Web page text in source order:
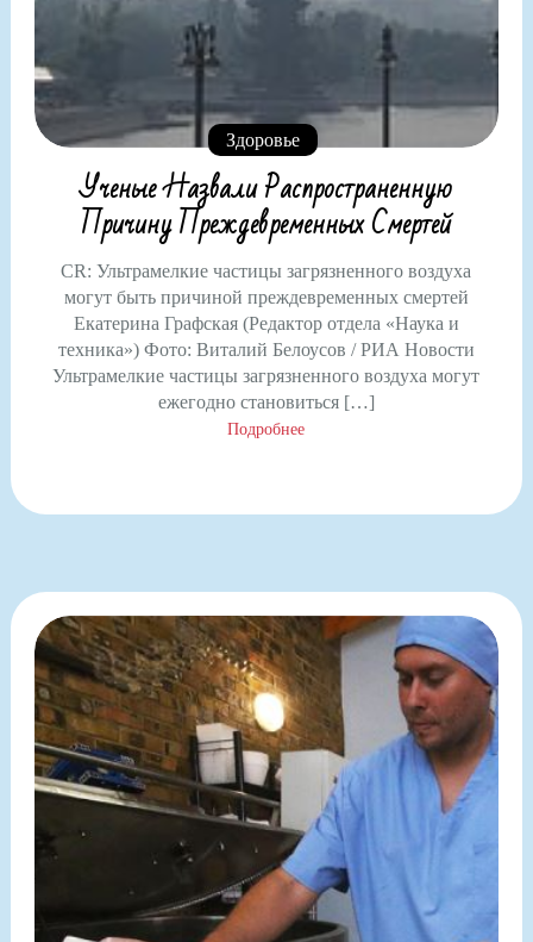
Здоровье
Ученые Назвали Распространенную
Причину Преждевременных Смертей
CR: Ультрамелкие частицы загрязненного воздуха
могут быть причиной преждевременных смертей
Екатерина Графская (Редактор отдела «Наука и
техника») Фото: Виталий Белоусов / РИА Новости
Ультрамелкие частицы загрязненного воздуха могут
ежегодно становиться […]
Подробнее